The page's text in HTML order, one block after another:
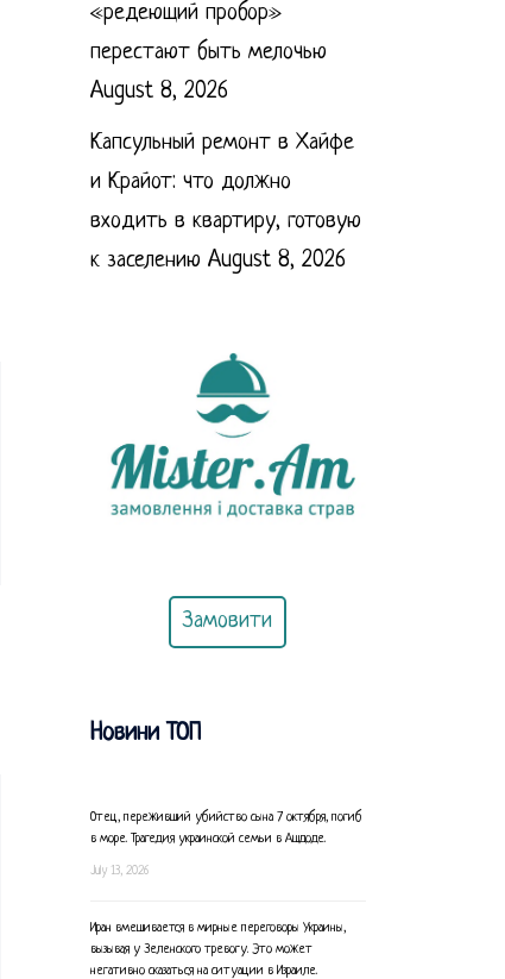
«редеющий пробор»
перестают быть мелочью
August 8, 2026
Капсульный ремонт в Хайфе
и Крайот: что должно
входить в квартиру, готовую
к заселению August 8, 2026
Замовити
Новини ТОП
Отец, переживший убийство сына 7 октября, погиб
в море. Трагедия украинской семьи в Ашдоде.
July 13, 2026
Иран вмешивается в мирные переговоры Украины,
вызывая у Зеленского тревогу. Это может
негативно сказаться на ситуации в Израиле.